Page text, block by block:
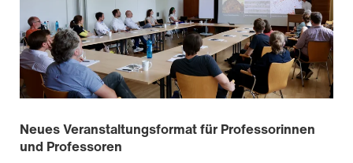
Neues Veranstaltungsformat für Professorinnen
und Professoren